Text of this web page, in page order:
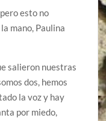
esto no
mano, Paulina
salieron nuestras
dos, hemos
la voz y hay
por miedo,